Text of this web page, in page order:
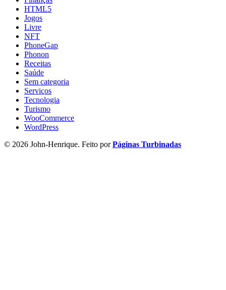
HTML5
Jogos
Livre
NFT
PhoneGap
Phonon
Receitas
Saúde
Sem categoria
Serviços
Tecnologia
Turismo
WooCommerce
WordPress
© 2026 John-Henrique. Feito porPáginas Turbinadas